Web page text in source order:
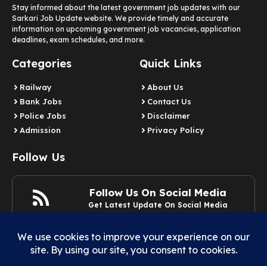
Stay informed about the latest government job updates with our
Sarkari Job Update website. We provide timely and accurate
information on upcoming government job vacancies, application
deadlines, exam schedules, and more.
Categories
Railway
Bank Jobs
Police Jobs
Admission
Quick Links
About Us
Contact Us
Disclaimer
Privacy Policy
Follow Us
Follow Us On Social Media
Get Latest Update On Social Media